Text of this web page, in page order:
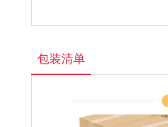
包装清单